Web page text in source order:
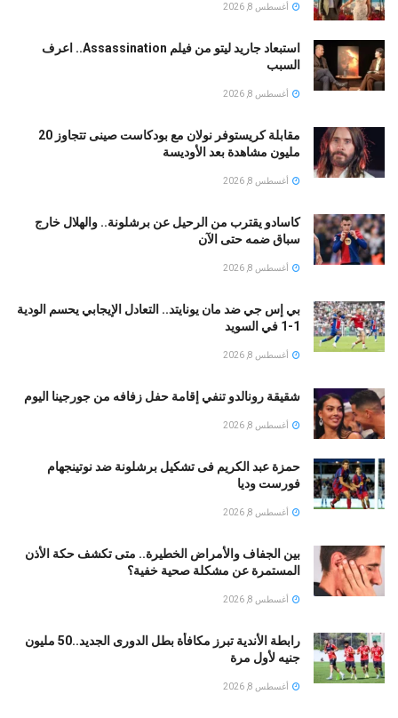
أغسطس 8, 2026
استبعاد جاريد ليتو من فيلم Assassination.. اعرف
السبب
أغسطس 8, 2026
مقابلة كريستوفر نولان مع بودكاست صينى تتجاوز 20
مليون مشاهدة بعد الأوديسة
أغسطس 8, 2026
كاسادو يقترب من الرحيل عن برشلونة.. والهلال خارج
سباق ضمه حتى الآن
أغسطس 8, 2026
بي إس جي ضد مان يونايتد.. التعادل الإيجابي يحسم الودية
1-1 في السويد
أغسطس 8, 2026
شقيقة رونالدو تنفي إقامة حفل زفافه من جورجينا اليوم
أغسطس 8, 2026
حمزة عبد الكريم فى تشكيل برشلونة ضد نوتينجهام
فورست وديا
أغسطس 8, 2026
بين الجفاف والأمراض الخطيرة.. متى تكشف حكة الأذن
المستمرة عن مشكلة صحية خفية؟
أغسطس 8, 2026
رابطة الأندية تبرز مكافأة بطل الدورى الجديد..50 مليون
جنيه لأول مرة
أغسطس 8, 2026